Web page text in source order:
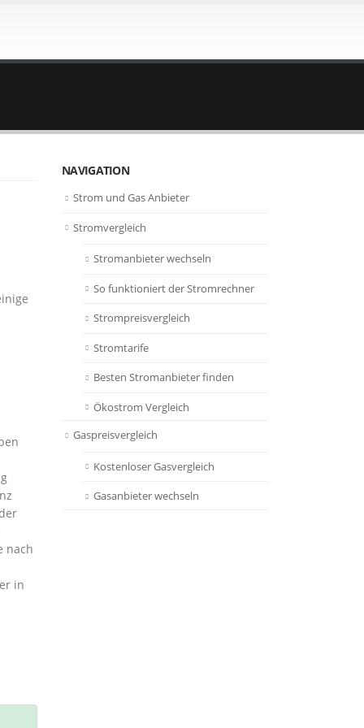
nach
in
NAVIGATION
Strom und Gas Anbieter
Stromvergleich
Stromanbieter wechseln
So funktioniert der Stromrechner
Strompreisvergleich
Stromtarife
Besten Stromanbieter finden
Ökostrom Vergleich
Gaspreisvergleich
Kostenloser Gasvergleich
Gasanbieter wechseln